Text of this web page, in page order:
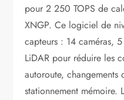
pour 2 250 TOPS de
XNGP. Ce logiciel de
capteurs : 14 caméras,
LiDAR pour réduire les
autoroute, changements
stationnement mémoire.